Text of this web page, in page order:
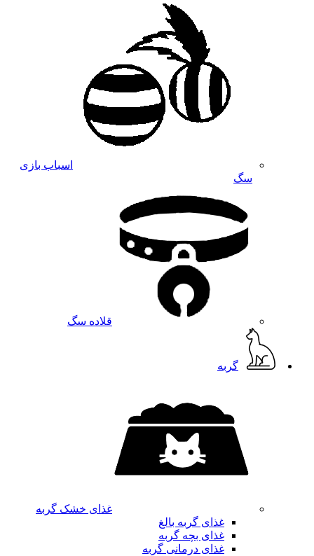
اسباب بازی
سگ
قلاده سگ
گربه
غذای خشک گربه
غذای گربه بالغ
غذای بچه گربه
غذای درمانی گربه